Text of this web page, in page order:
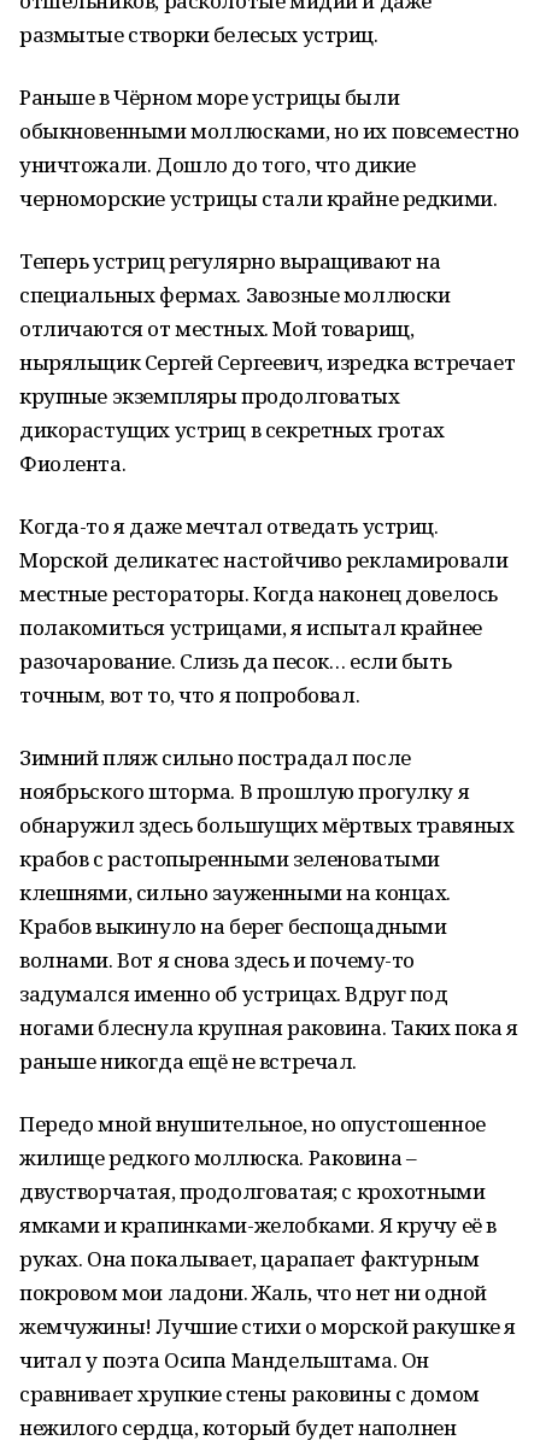
размытые створки белесых устриц.
Раньше в Чёрном море устрицы были
обыкновенными моллюсками, но их повсеместно
уничтожали. Дошло до того, что дикие
черноморские устрицы стали крайне редкими.
Теперь устриц регулярно выращивают на
специальных фермах. Завозные моллюски
отличаются от местных. Мой товарищ,
ныряльщик Сергей Сергеевич, изредка встречает
крупные экземпляры продолговатых
дикорастущих устриц в секретных гротах
Фиолента.
Когда-то я даже мечтал отведать устриц.
Морской деликатес настойчиво рекламировали
местные рестораторы. Когда наконец довелось
полакомиться устрицами, я испытал крайнее
разочарование. Слизь да песок… если быть
точным, вот то, что я попробовал.
Зимний пляж сильно пострадал после
ноябрьского шторма. В прошлую прогулку я
обнаружил здесь большущих мёртвых травяных
крабов с растопыренными зеленоватыми
клешнями, сильно зауженными на концах.
Крабов выкинуло на берег беспощадными
волнами. Вот я снова здесь и почему-то
задумался именно об устрицах. Вдруг под
ногами блеснула крупная раковина. Таких пока я
раньше никогда ещё не встречал.
Передо мной внушительное, но опустошенное
жилище редкого моллюска. Раковина –
двустворчатая, продолговатая; с крохотными
ямками и крапинками-желобками. Я кручу её в
руках. Она покалывает, царапает фактурным
покровом мои ладони. Жаль, что нет ни одной
жемчужины! Лучшие стихи о морской ракушке я
читал у поэта Осипа Мандельштама. Он
сравнивает хрупкие стены раковины с домом
нежилого сердца, который будет наполнен